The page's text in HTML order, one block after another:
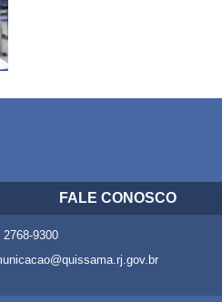
FALE CONOSCO
2768-9300